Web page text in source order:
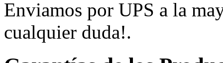
Enviamos por UPS a la
cualquier duda!.